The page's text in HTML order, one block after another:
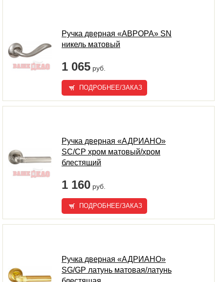
Ручка дверная «АВРОРА» SN
никель матовый
1 065 руб.
ПОДРОБНЕЕ/ЗАКАЗ
Ручка дверная «АДРИАНО»
SC/CP хром матовый/хром
блестящий
1 160 руб.
ПОДРОБНЕЕ/ЗАКАЗ
Ручка дверная «АДРИАНО»
SG/GP латунь матовая/латунь